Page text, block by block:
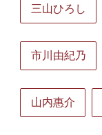
三山ひろし
市川由紀乃
山内惠介